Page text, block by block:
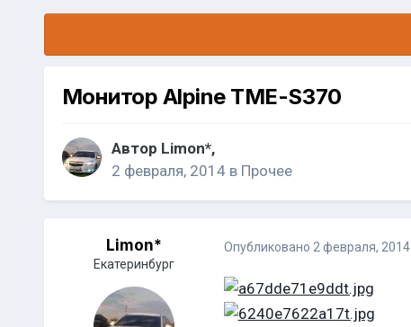
Монитор Alpine TME-S370
Автор Limon*,
2 февраля, 2014в Прочее
Limon*
Екатеринбург
Опубликовано 2 февраля, 2014